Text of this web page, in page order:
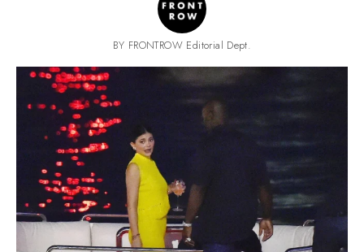
BY FRONTROW Editorial Dept.